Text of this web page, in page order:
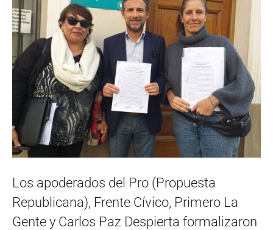
Los apoderados del Pro (Propuesta
Republicana), Frente Cívico, Primero La
Gente y Carlos Paz Despierta formalizaron